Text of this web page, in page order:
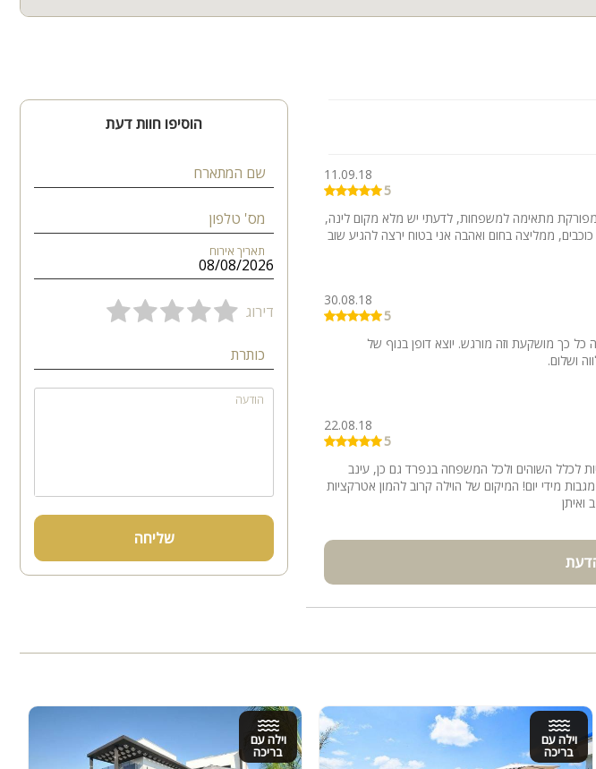
11.09.18
5
מפורקת מתאימה למשפחות, לדעתי יש מלא מקום לינה,
30.08.18
5
כל כך מושקעת וזה מורגש. יוצא דופן בנוף של
22.08.18
5
לכלל השוהים ולכל המשפחה בנפרד גם כן, עינב
מידי יום! המיקום של הוילה קרוב להמון אטרקציות
ואיתן
הוסיפו חוות דעת
שם המתארח
מס' טלפון
תאריך אירוח
דירוג
כותרת
הודעה
שליחה
וילה עם
בריכה
וילה עם
בריכה